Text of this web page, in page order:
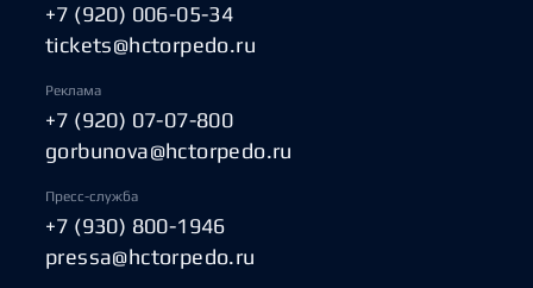
+7 (920) 006-05-34
tickets@hctorpedo.ru
Реклама
+7 (920) 07-07-800
gorbunova@hctorpedo.ru
Пресс-служба
+7 (930) 800-1946
pressa@hctorpedo.ru